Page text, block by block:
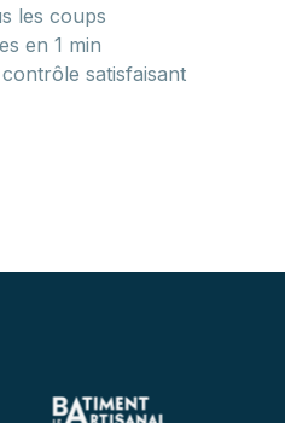
les coups
en 1 min
satisfaisant